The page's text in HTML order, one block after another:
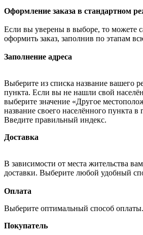
Оформление заказа в стандартном
Если вы уверены в выборе, то можете
оформить заказ, заполнив по этапам
Заполнение адреса
Выберите из списка название вашего
пункта. Если вы не нашли свой
выберите значение «Другое
название своего населённого пункта в
Введите правильный индекс.
Доставка
В зависимости от места жительства
доставки. Выберите любой удобный
Оплата
Выберите оптимальный способ оплаты.
Покупатель